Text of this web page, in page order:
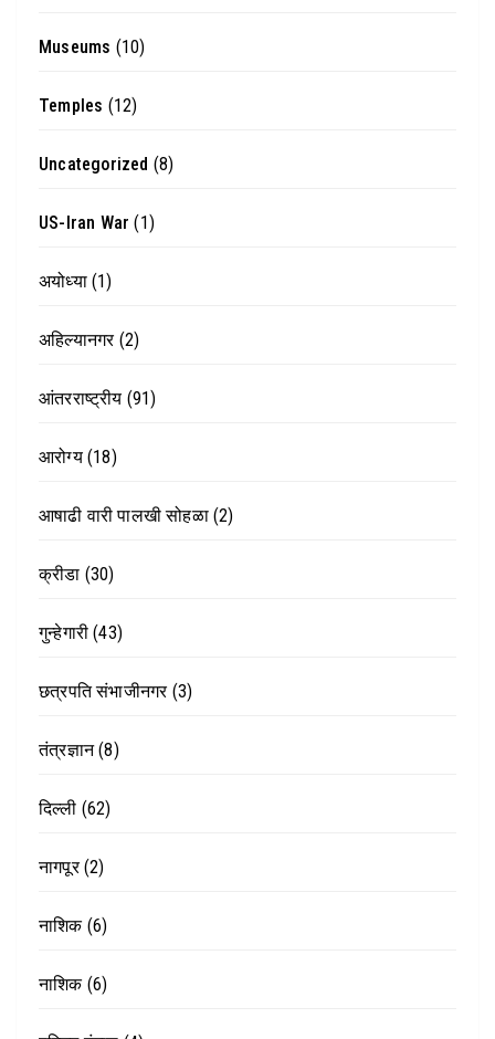
Museums (10)
Temples (12)
Uncategorized (8)
US-Iran War (1)
अयोध्या(1)
अहिल्यानगर(2)
आंतरराष्ट्रीय (91)
आरोग्य(18)
आषाढी वारी पालखी सोहळा(2)
क्रीडा (30)
गुन्हेगारी (43)
छत्रपति संभाजीनगर(3)
तंत्रज्ञान(8)
दिल्ली (62)
नागपूर(2)
नाशिक(6)
नाशिक(6)